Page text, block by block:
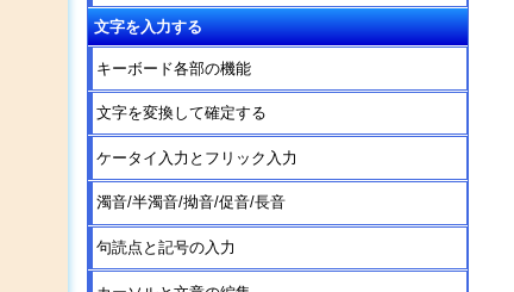
文字を入力する
キーボード各部の機能
文字を変換して確定する
ケータイ入力とフリック入力
濁音/半濁音/拗音/促音/長音
句読点と記号の入力